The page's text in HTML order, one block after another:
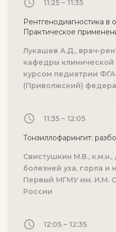
11:25 – 11:35
Рентгенодиагностика в
Практическое
Лукашев А.Д., врач-
кафедры клинической
курсом педиатрии
(Приволжский)
11:35 – 12:05
Тонзиллофарингит:
Свистушкин М.В.,
болезней уха, горла
Первый МГМУ им. И.М.
России
12:05 – 12:35